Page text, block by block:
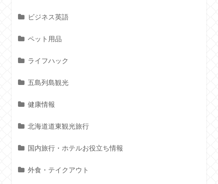
ビジネス英語
ペット用品
ライフハック
五島列島観光
健康情報
北海道道東観光旅行
国内旅行・ホテルお役立ち情報
外食・テイクアウト